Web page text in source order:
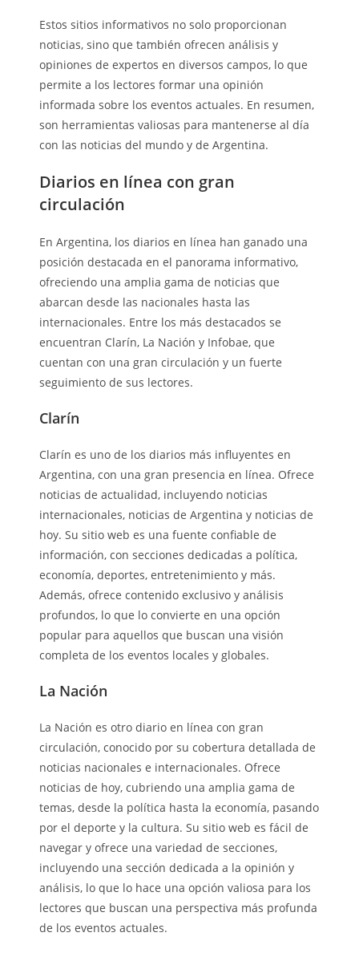
Estos sitios informativos no solo proporcionan
noticias, sino que también ofrecen análisis y
opiniones de expertos en diversos campos, lo que
permite a los lectores formar una opinión
informada sobre los eventos actuales. En resumen,
son herramientas valiosas para mantenerse al día
con las noticias del mundo y de Argentina.
Diarios en línea con gran
circulación
En Argentina, los diarios en línea han ganado una
posición destacada en el panorama informativo,
ofreciendo una amplia gama de noticias que
abarcan desde las nacionales hasta las
internacionales. Entre los más destacados se
encuentran Clarín, La Nación y Infobae, que
cuentan con una gran circulación y un fuerte
seguimiento de sus lectores.
Clarín
Clarín es uno de los diarios más influyentes en
Argentina, con una gran presencia en línea. Ofrece
noticias de actualidad, incluyendo noticias
internacionales, noticias de Argentina y noticias de
hoy. Su sitio web es una fuente confiable de
información, con secciones dedicadas a política,
economía, deportes, entretenimiento y más.
Además, ofrece contenido exclusivo y análisis
profundos, lo que lo convierte en una opción
popular para aquellos que buscan una visión
completa de los eventos locales y globales.
La Nación
La Nación es otro diario en línea con gran
circulación, conocido por su cobertura detallada de
noticias nacionales e internacionales. Ofrece
noticias de hoy, cubriendo una amplia gama de
temas, desde la política hasta la economía, pasando
por el deporte y la cultura. Su sitio web es fácil de
navegar y ofrece una variedad de secciones,
incluyendo una sección dedicada a la opinión y
análisis, lo que lo hace una opción valiosa para los
lectores que buscan una perspectiva más profunda
de los eventos actuales.